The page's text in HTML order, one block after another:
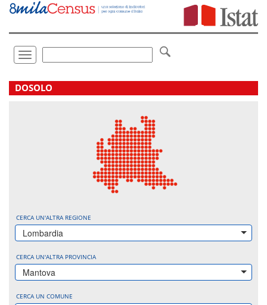
Vai
direttamente
Toggle
navigation
.
DOSOLO
CERCA UN'ALTRA REGIONE
Lombardia
CERCA UN'ALTRA PROVINCIA
Mantova
CERCA UN COMUNE